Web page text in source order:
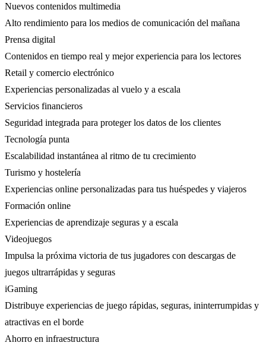
Nuevos contenidos multimedia
Alto rendimiento para los medios de comunicación del mañana
Prensa digital
Contenidos en tiempo real y mejor experiencia para los lectores
Retail y comercio electrónico
Experiencias personalizadas al vuelo y a escala
Servicios financieros
Seguridad integrada para proteger los datos de los clientes
Tecnología punta
Escalabilidad instantánea al ritmo de tu crecimiento
Turismo y hostelería
Experiencias online personalizadas para tus huéspedes y viajeros
Formación online
Experiencias de aprendizaje seguras y a escala
Videojuegos
Impulsa la próxima victoria de tus jugadores con descargas de
juegos ultrarrápidas y seguras
iGaming
Distribuye experiencias de juego rápidas, seguras, ininterrumpidas y
atractivas en el borde
Ahorro en infraestructura